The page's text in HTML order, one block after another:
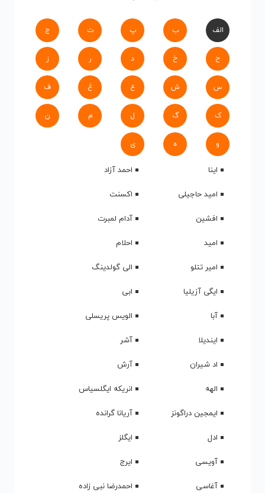
الف ب پ ت ج
ح خ د ر ز
س ش ع غ ف
ک گ ل م ن
و ه ی
اینا
احمد آزاد
امید حاجیلی
اکسنت
افشین
آدام لمبرت
امید
احلام
امیر تتلو
الی گولدینگ
ایگی آزیلیا
ابی
آبا
الویس پریسلی
ایندیلا
آشر
اد شیران
آرش
الهه
انریکه ایگلسیاس
ایمجین دراگونز
آریانا گرانده
ادل
ایگلز
آویسی
ایرج
آغاسی
احمدرضا نبی زاده